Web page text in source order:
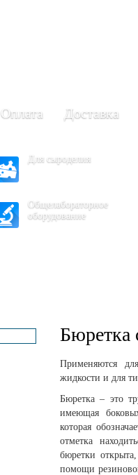
Оплата Доставка
Для сыроделия
Общелабораторное
оборудование
Бюретка
Применяются
жидкости и для
Бюретка – это
имеющая
которая
отметка
бюретки
помощи